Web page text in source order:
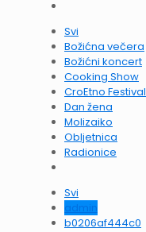
Svi
Božićna večera
Božićni koncert
Cooking Show
CroEtno Festival
Dan žena
Molizaiko
Obljetnica
Radionice
Svi
admin
b0206af444c0